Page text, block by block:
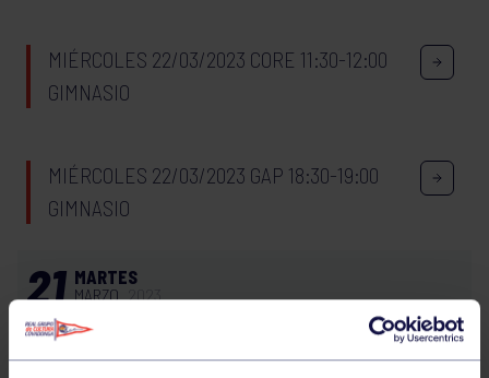
MIÉRCOLES 22/03/2023 CORE 11:30-12:00
GIMNASIO
MIÉRCOLES 22/03/2023 GAP 18:30-19:00
GIMNASIO
21 MARTES
MARZO 2023
XVII TORNEO VILLAGARCIA INFANTIL